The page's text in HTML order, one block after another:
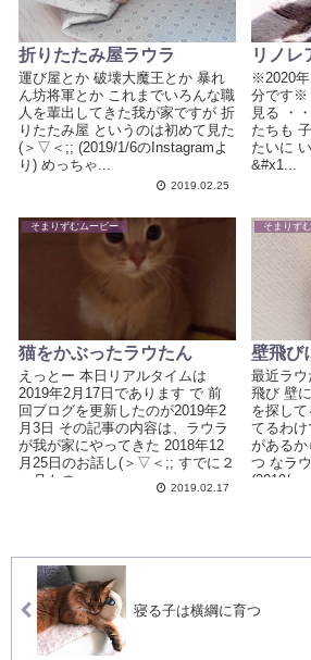
折りたたみ屋ラウラ
運び屋とか 破壊大魔王とか 暴れ
ん坊将軍とか これまでいろんな職
人を輩出してきた我が家ですが 折
りたたみ屋 というのは初めて見た
(＞▽＜;; (2019/1/6のInstagramよ
り) めっちゃ...
2019.02.25
リノレ
※2020
分です※
見る ・
たちも
たいに
&#x1...
そまりずむムービー
猫をかぶったラウたん
えっとー 本日リアルタイムは
2019年2月17日であります で 前
回ブログを更新したのが2019年2
月3日 その記事の内容は、ラウラ
が我が家にやってきた 2018年12
月25日のお話し(＞▽＜;; すでに２
ヶ月もの...
2019.02.17
そまりず
壁飛び
最近ラ
飛び 壁
を探し
てるわ
がある
つ なラ
(2019/...
寝る子は横綱に育つ